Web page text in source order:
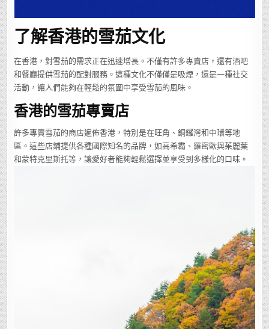
了解香港的雪茄文化
在香港，對雪茄的需求正在迅速增長。不僅有許多專賣店，還有酒吧
和餐廳提供雪茄的配對服務。這種文化不僅僅是吸煙，還是一種社交
活動，讓人們能夠在輕鬆的氛圍中享受雪茄的風味。
香港的雪茄專賣店
許多專賣雪茄的商店遍佈香港，特別是在旺角、銅鑼灣和中環等地
區。這些店鋪提供各種國際知名的品牌，如高希霸、羅密歐與茱麗葉
和蒙特克里斯托等，讓愛好者能夠輕鬆選擇並享受到多樣化的口味。